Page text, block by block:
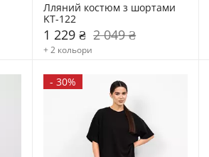
Лляний костюм з шортами
KT-122
1 229 ₴ 2 049 ₴
+ 2 кольори
-30%